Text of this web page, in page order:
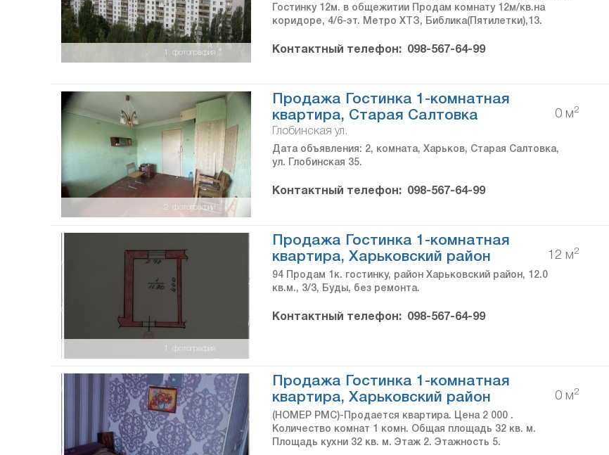
фотография
1
Гостинку 12м. в общежитии Продам комнату 12м/кв.на
коридоре, 4/6-эт. Метро ХТЗ, Библика(Пятилетки),13.
Контактный телефон: 098-567-64-99
фотографии
2
Продажа Гостинка 1-комнатная
квартира, Старая Салтовка
0 м2
Глобинская ул.
Дата объявления: 2, комната, Харьков, Старая Салтовка,
ул. Глобинская 35.
Контактный телефон: 098-567-64-99
фотография
Продажа Гостинка 1-комнатная
квартира, Харьковский район
12 м2
94 Продам 1к. гостинку, район Харьковский район, 12.0
кв.м., 3/3, Буды, без ремонта.
Контактный телефон: 098-567-64-99
Продажа Гостинка 1-комнатная
квартира, Харьковский район
0 м2
(НОМЕР PMC)-Продается квартира. Цена 2 000 .
Количество комнат 1 комн. Общая площадь 32 кв. м.
Площадь кухни 32 кв. м. Этаж 2. Этажность 5.